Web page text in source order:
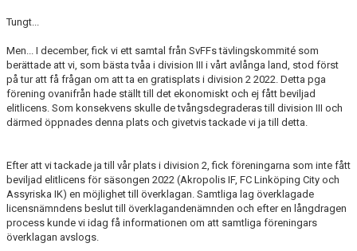
FOTBOLLSSKOLA 2026
Tungt...
Men... I december, fick vi ett samtal från SvFFs tävlingskommité som
berättade att vi, som bästa tvåa i division III i vårt avlånga land, stod först
på tur att få frågan om att ta en gratisplats i division 2 2022. Detta pga
förening ovanifrån hade ställt till det ekonomiskt och ej fått beviljad
elitlicens. Som konsekvens skulle de tvångsdegraderas till division III och
därmed öppnades denna plats och givetvis tackade vi ja till detta.
Efter att vi tackade ja till vår plats i division 2, fick föreningarna som inte fått
beviljad elitlicens för säsongen 2022 (Akropolis IF, FC Linköping City och
Assyriska IK) en möjlighet till överklagan. Samtliga lag överklagade
licensnämndens beslut till överklagandenämnden och efter en långdragen
process kunde vi idag få informationen om att samtliga föreningars
överklagan avslogs.